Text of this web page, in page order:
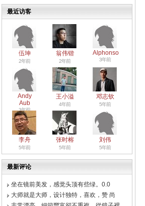
最近访客
伍坤
2年前
翁伟锴
2年前
Alphonso
3年前
Andy
Aub
3年前
王小溢
4年前
邓志钦
5年前
李舟
5年前
张时榕
5年前
刘伟
5年前
最新评论
坐在镜前美发，感觉头顶有些绿。0.0
大师就是大师，设计独特，喜欢，赞 尚